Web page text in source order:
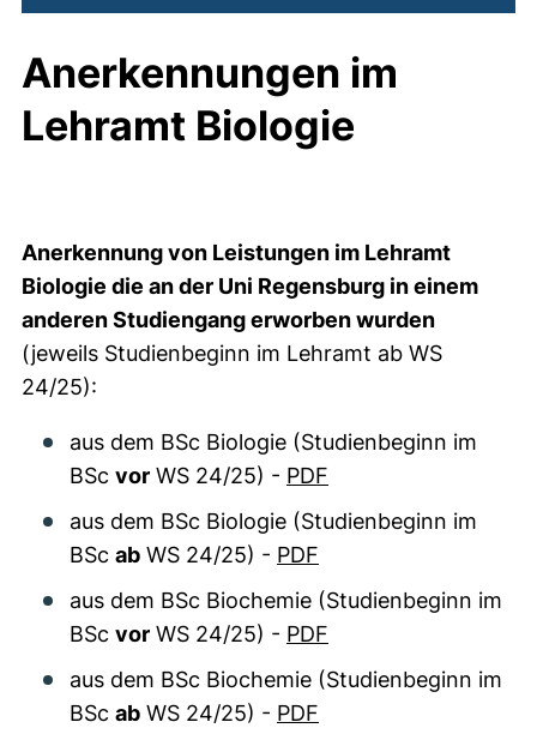
Anerkennungen im
Lehramt Biologie
Anerkennung von Leistungen im Lehramt
Biologie die an der Uni Regensburg in einem
anderen Studiengang erworben wurden
(jeweils Studienbeginn im Lehramt ab WS
24/25):
aus dem BSc Biologie (Studienbeginn im
BSc vor WS 24/25) - PDF
aus dem BSc Biologie (Studienbeginn im
BSc ab WS 24/25) - PDF
aus dem BSc Biochemie (Studienbeginn im
BSc vor WS 24/25) - PDF
aus dem BSc Biochemie (Studienbeginn im
BSc ab WS 24/25) - PDF